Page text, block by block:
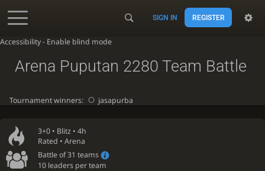
Accessibility - Enable blind mode
SIGN IN REGISTER
3+0 • Blitz • 4h
Rated • Arena
Battle of 31 teams
10 leaders per team
Arena Puputan 2280 Team Battle
Tournament winners: jasapurba